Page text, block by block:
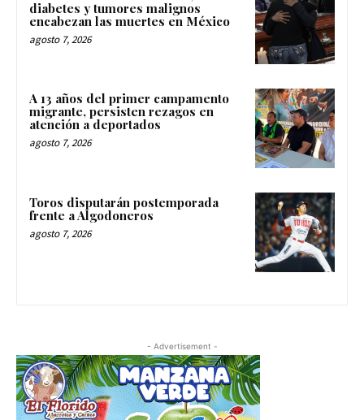
diabetes y tumores malignos
encabezan las muertes en México
agosto 7, 2026
A 13 años del primer campamento
migrante, persisten rezagos en
atención a deportados
agosto 7, 2026
Toros disputarán postemporada
frente a Algodoneros
agosto 7, 2026
- Advertisement -